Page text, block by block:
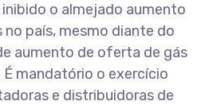
o almejado aumento
no país, mesmo diante do
aumento de oferta de gás
mandatório o exercício
e distribuidoras de